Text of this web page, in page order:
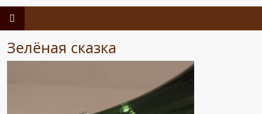
Зелёная сказка